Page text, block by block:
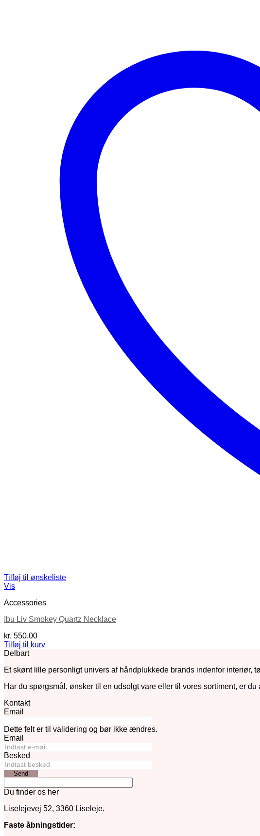
Tilføj til ønskeliste
Vis
Accessories
Ibu Liv Smokey Quartz Necklace
kr. 550.00
Tilføj til kurv
Delbart
Et skønt lille personligt univers af håndplukkede brands indenfor interiør,
Har du spørgsmål, ønsker til en udsolgt vare eller til vores sortiment, er
Kontakt
Email
Dette felt er til validering og bør ikke ændres.
Email
Besked
Send
Du finder os her
Liselejevej 52, 3360 Liseleje.
Faste åbningstider: